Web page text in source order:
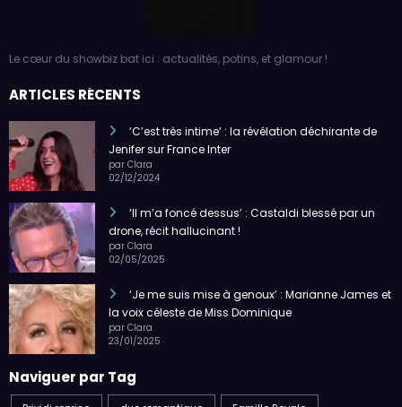
Le cœur du showbiz bat ici : actualités, potins, et glamour !
ARTICLES RÉCENTS
‘C’est très intime’ : la révélation déchirante de
Jenifer sur France Inter
par Clara
02/12/2024
‘Il m’a foncé dessus’ : Castaldi blessé par un
drone, récit hallucinant !
par Clara
02/05/2025
‘Je me suis mise à genoux’ : Marianne James et
la voix céleste de Miss Dominique
par Clara
23/01/2025
Naviguer par Tag